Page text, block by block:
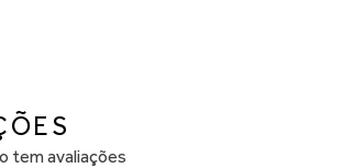
tem avaliações